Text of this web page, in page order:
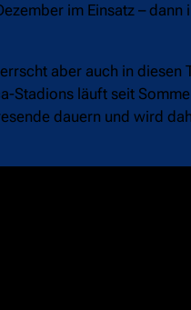
im Einsatz – dann
aber auch in
Stadions läuft seit
dauern und wird